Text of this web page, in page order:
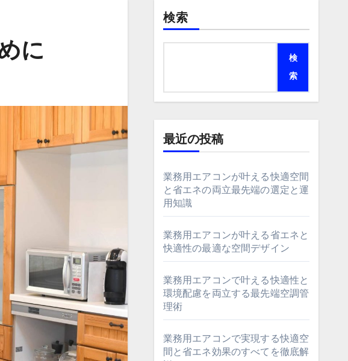
に
検索
検
索
最近の投稿
業務用エアコンが叶える快適空間
と省エネの両立最先端の選定と運
用知識
業務用エアコンが叶える省エネと
快適性の最適な空間デザイン
業務用エアコンで叶える快適性と
環境配慮を両立する最先端空調管
理術
業務用エアコンで実現する快適空
間と省エネ効果のすべてを徹底解